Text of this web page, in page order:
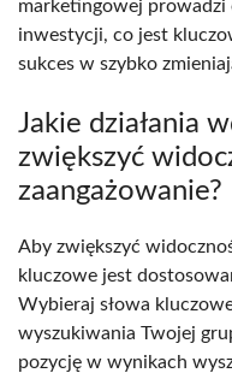
marketingowej prowadzi
inwestycji, co jest
sukces w szybko
Jakie działania
zwiększyć
zaangażowanie?
Aby zwiększyć
kluczowe jest
Wybieraj słowa
wyszukiwania Twojej
pozycję w wynikach